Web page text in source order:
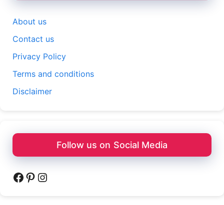
About us
Contact us
Privacy Policy
Terms and conditions
Disclaimer
Follow us on Social Media
Facebook
Pinterest
Instagram